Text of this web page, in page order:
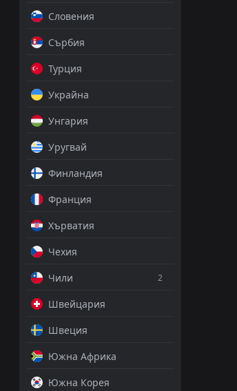
Словения
Сърбия
Турция
Украйна
Унгария
Уругвай
Финландия
Франция
Хърватия
Чехия
Чили
2
Швейцария
Швеция
Южна Африка
Южна Корея